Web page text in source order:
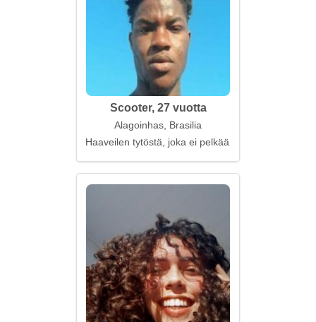
Scooter, 27 vuotta
Alagoinhas, Brasilia
Haaveilen tytöstä, joka ei pelkää sadetta